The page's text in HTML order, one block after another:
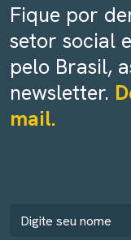
Fique por
setor social
pelo Brasil,
newsletter.
mail.